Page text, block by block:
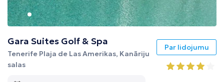
Gara Suites Golf & Spa
Tenerife Plaja de Las Amerikas, Kanāriju
salas
Par lidojumu